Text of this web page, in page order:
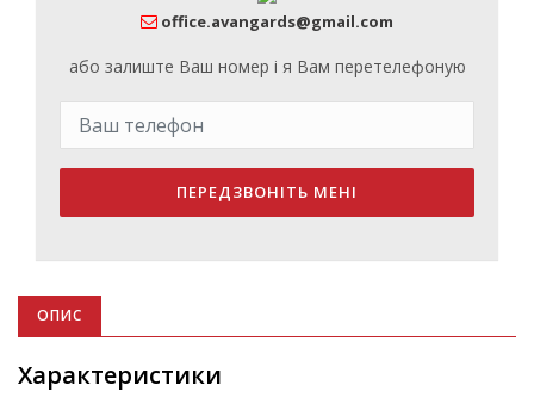
office.avangards@gmail.com
або залиште Ваш номер і я Вам перетелефоную
ПЕРЕДЗВОНІТЬ МЕНІ
ОПИС
Характеристики